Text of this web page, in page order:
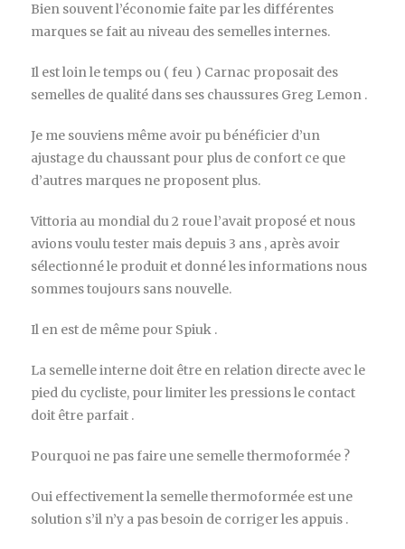
Bien souvent l’économie faite par les différentes
marques se fait au niveau des semelles internes.
Il est loin le temps ou ( feu ) Carnac proposait des
semelles de qualité dans ses chaussures Greg Lemon .
Je me souviens même avoir pu bénéficier d’un
ajustage du chaussant pour plus de confort ce que
d’autres marques ne proposent plus.
Vittoria au mondial du 2 roue l’avait proposé et nous
avions voulu tester mais depuis 3 ans , après avoir
sélectionné le produit et donné les informations nous
sommes toujours sans nouvelle.
Il en est de même pour Spiuk .
La semelle interne doit être en relation directe avec le
pied du cycliste, pour limiter les pressions le contact
doit être parfait .
Pourquoi ne pas faire une semelle thermoformée ?
Oui effectivement la semelle thermoformée est une
solution s’il n’y a pas besoin de corriger les appuis .